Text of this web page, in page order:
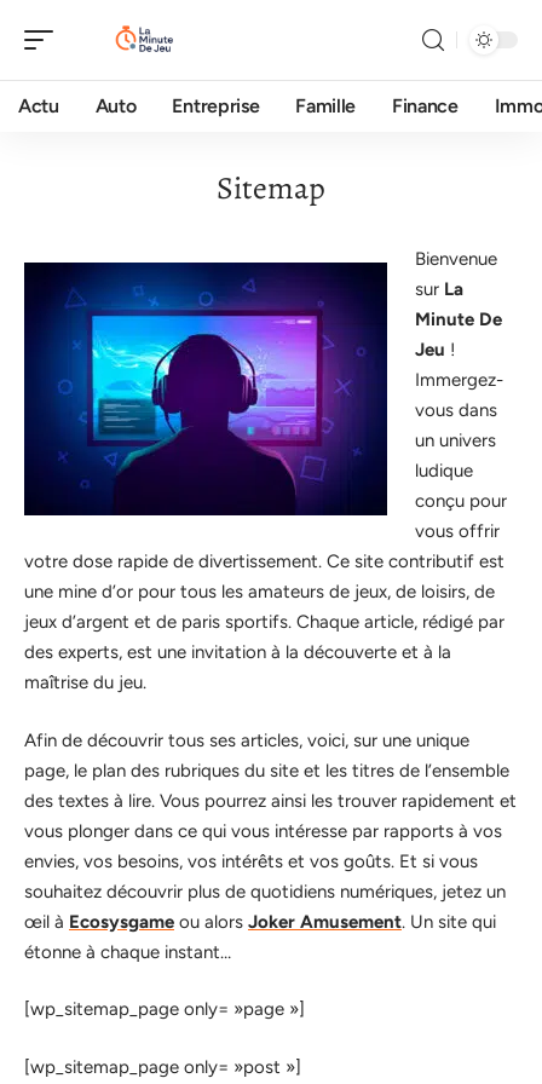
Actu Auto Entreprise Famille Finance
Sitemap
Bienvenue
sur La
Minute De
Jeu !
Immergez-
vous dans
un univers
ludique
conçu pour
vous offrir
votre dose rapide de divertissement. Ce site contributif est
une mine d’or pour tous les amateurs de jeux, de loisirs, de
jeux d’argent et de paris sportifs. Chaque article, rédigé par
des experts, est une invitation à la découverte et à la
maîtrise du jeu.
Afin de découvrir tous ses articles, voici, sur une unique
page, le plan des rubriques du site et les titres de l’ensemble
des textes à lire. Vous pourrez ainsi les trouver rapidement et
vous plonger dans ce qui vous intéresse par rapports à vos
envies, vos besoins, vos intérêts et vos goûts. Et si vous
souhaitez découvrir plus de quotidiens numériques, jetez un
œil à Ecosysgame ou alors Joker Amusement. Un site qui
étonne à chaque instant…
[wp_sitemap_page only= »page »]
[wp_sitemap_page only= »post »]